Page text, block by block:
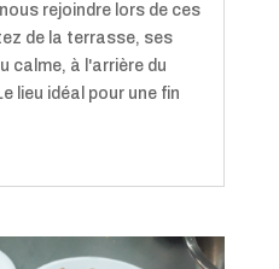
rejoindre lors de ces
de la terrasse, ses
calme, à l'arrière du
lieu idéal pour une fin